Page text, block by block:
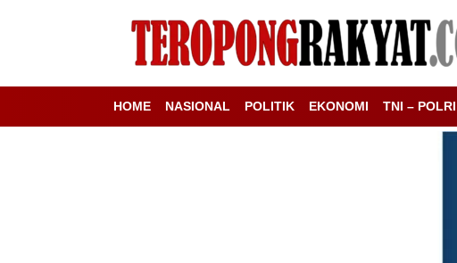
HOME NASIONAL POLITIK EKONOMI TNI – POLRI